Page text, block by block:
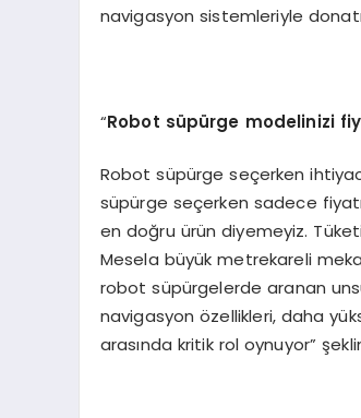
navigasyon sistemleriyle
“Robot süpürge modelinizi
Robot süpürge seçerken
süpürge seçerken sadece
en doğru ürün diyemeyiz.
Mesela büyük metrekareli
robot süpürgelerde aranan
navigasyon özellikleri, daha
arasında kritik rol oynuyor”